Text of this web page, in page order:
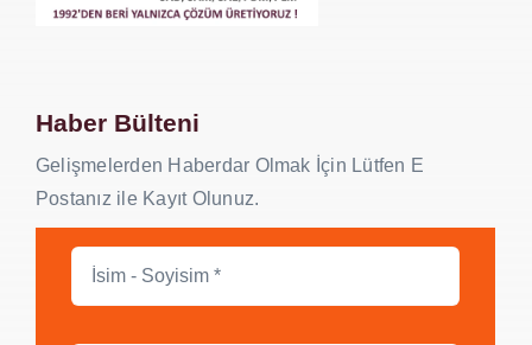
Haber Bülteni
Gelişmelerden Haberdar Olmak İçin Lütfen E
Postanız ile Kayıt Olunuz.